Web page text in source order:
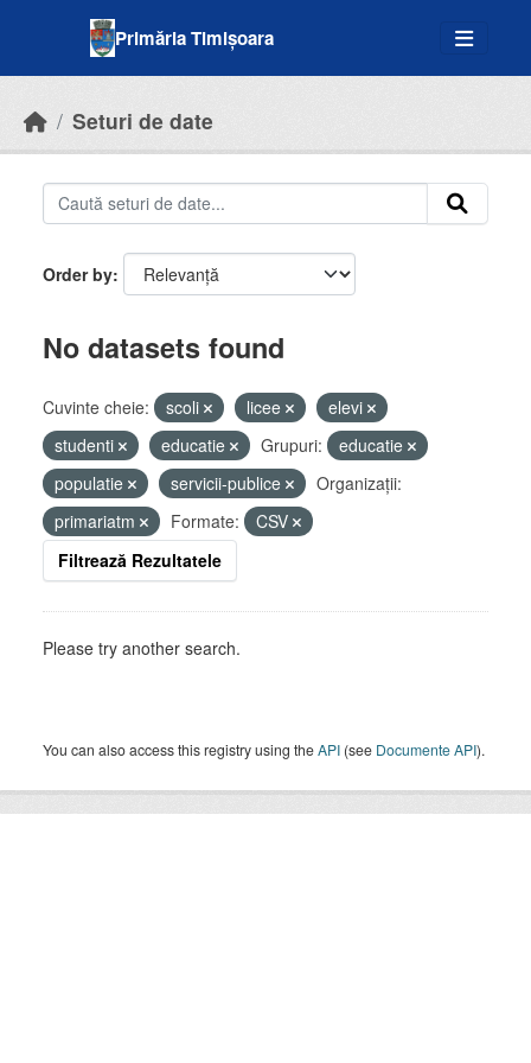
Primăria Timișoara
Seturi de date
Order by
No datasets found
Cuvinte cheie: scoli licee
elevi
studenti
educatie Grupuri:
educatie
populatie
servicii-publice
Organizații:
primariatm
Formate:
CSV
Filtrează Rezultatele
Please try another search.
You can also access this registry using theAPI (see Documente API).